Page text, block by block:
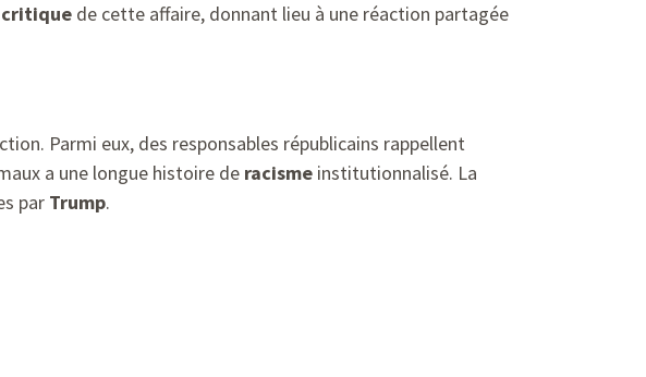
critique de cette affaire, donnant lieu à une réaction partagée
Parmi eux, des responsables républicains rappellent
a une longue histoire de racisme institutionnalisé. La
par Trump.